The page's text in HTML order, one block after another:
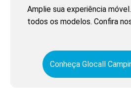
Amplie sua experiência
todos os modelos. Confira
Conheça Glocall